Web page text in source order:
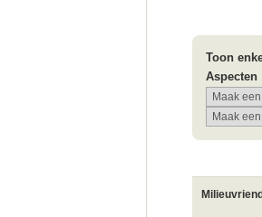
Toon
Aspecten